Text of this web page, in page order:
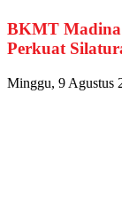
BKMT Madina
Perkuat
Minggu, 9 Agustus